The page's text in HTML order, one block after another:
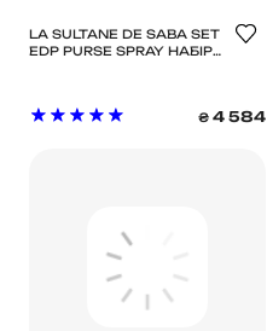
LA SULTANE DE SABA SET
EDP PURSE SPRAY НАБІР
₴ 4 584